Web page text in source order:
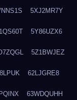
5XJ2MR7Y
5Y86UZX6
5Z1BWJEZ
62LJGRE8
63WDQUHH